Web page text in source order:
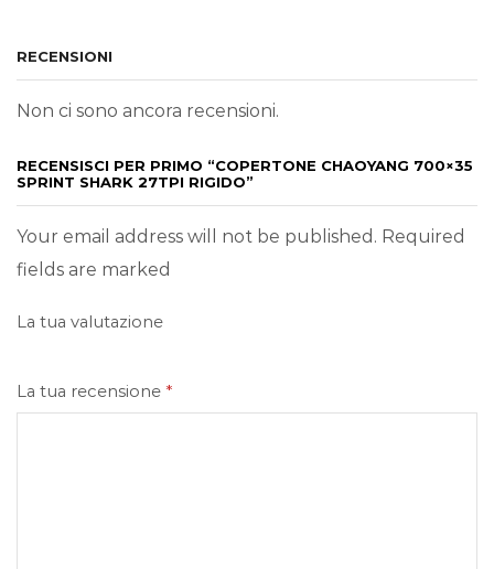
RECENSIONI
Non ci sono ancora recensioni.
RECENSISCI PER PRIMO “COPERTONE CHAOYANG 700×35
SPRINT SHARK 27TPI RIGIDO”
Your email address will not be published. Required
fields are marked
La tua valutazione
La tua recensione *